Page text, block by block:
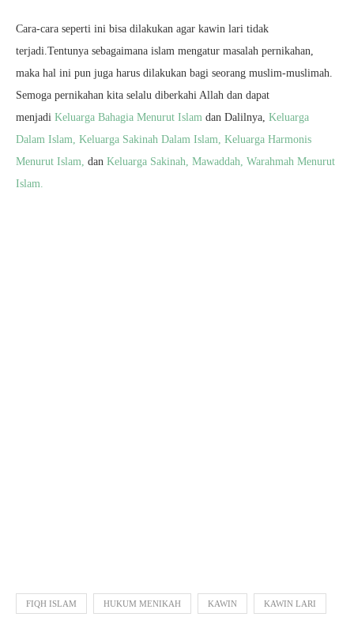
Cara-cara seperti ini bisa dilakukan agar kawin lari tidak
terjadi.Tentunya sebagaimana islam mengatur masalah pernikahan,
maka hal ini pun juga harus dilakukan bagi seorang muslim-muslimah.
Semoga pernikahan kita selalu diberkahi Allah dan dapat
menjadi Keluarga Bahagia Menurut Islam dan Dalilnya, Keluarga
Dalam Islam, Keluarga Sakinah Dalam Islam, Keluarga Harmonis
Menurut Islam, dan Keluarga Sakinah, Mawaddah, Warahmah Menurut
Islam.
FIQH ISLAM HUKUM MENIKAH KAWIN KAWIN LARI